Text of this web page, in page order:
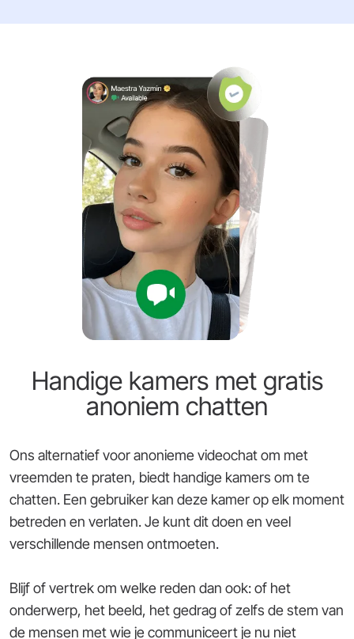
Handige kamers met gratis
anoniem chatten
Ons alternatief voor anonieme videochat om met
vreemden te praten, biedt handige kamers om te
chatten. Een gebruiker kan deze kamer op elk moment
betreden en verlaten. Je kunt dit doen en veel
verschillende mensen ontmoeten.
Blijf of vertrek om welke reden dan ook: of het
onderwerp, het beeld, het gedrag of zelfs de stem van
de mensen met wie je communiceert je nu niet